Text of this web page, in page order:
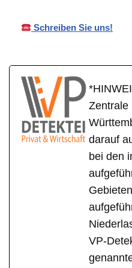
Schreiben Sie uns!
Zentrale
darauf
bei den
VP-